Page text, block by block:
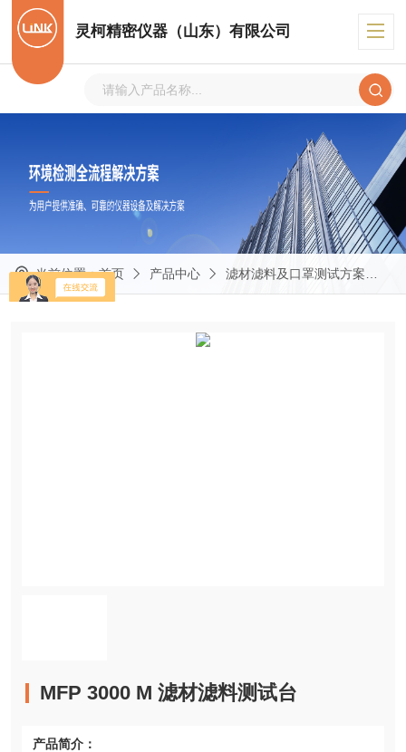
灵柯精密仪器（山东）有限公司
当前位置：首页 产品中心 滤材滤料及口罩测试方案
MFP 3000 M 滤材滤料测试台
产品简介：